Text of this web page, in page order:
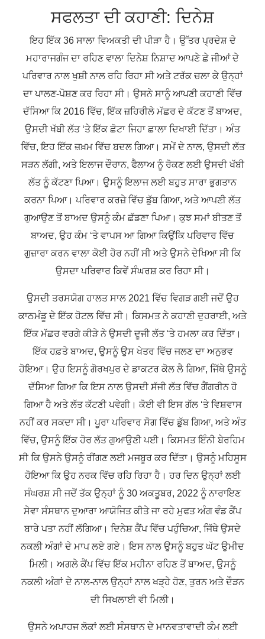
ਸਫਲਤਾ ਦੀ ਕਹਾਣੀ: ਦਿਨੇਸ਼
ਇਹ ਇੱਕ 36 ਸਾਲਾ ਵਿਅਕਤੀ ਦੀ ਪੀੜਾ ਹੈ। ਉੱਤਰ ਪ੍ਰਦੇਸ਼ ਦੇ
ਮਹਾਰਾਜਗੰਜ ਦਾ ਰਹਿਣ ਵਾਲਾ ਦਿਨੇਸ਼ ਨਿਸ਼ਾਦ ਆਪਣੇ ਛੇ ਜੀਆਂ ਦੇ
ਪਰਿਵਾਰ ਨਾਲ ਖੁਸ਼ੀ ਨਾਲ ਰਹਿ ਰਿਹਾ ਸੀ ਅਤੇ ਟਰੱਕ ਚਲਾ ਕੇ ਉਨ੍ਹਾਂ
ਦਾ ਪਾਲਣ-ਪੋਸ਼ਣ ਕਰ ਰਿਹਾ ਸੀ। ਉਸਨੇ ਸਾਨੂੰ ਆਪਣੀ ਕਹਾਣੀ ਵਿੱਚ
ਦੱਸਿਆ ਕਿ 2016 ਵਿੱਚ, ਇੱਕ ਜ਼ਹਿਰੀਲੇ ਮੱਛਰ ਦੇ ਕੱਟਣ ਤੋਂ ਬਾਅਦ,
ਉਸਦੀ ਖੱਬੀ ਲੱਤ ‘ਤੇ ਇੱਕ ਛੋਟਾ ਜਿਹਾ ਛਾਲਾ ਦਿਖਾਈ ਦਿੱਤਾ। ਅੰਤ
ਵਿੱਚ, ਇਹ ਇੱਕ ਜ਼ਖ਼ਮ ਵਿੱਚ ਬਦਲ ਗਿਆ। ਸਮੇਂ ਦੇ ਨਾਲ, ਉਸਦੀ ਲੱਤ
ਸੜਨ ਲੱਗੀ, ਅਤੇ ਇਲਾਜ ਦੌਰਾਨ, ਫੈਲਾਅ ਨੂੰ ਰੋਕਣ ਲਈ ਉਸਦੀ ਖੱਬੀ
ਲੱਤ ਨੂੰ ਕੱਟਣਾ ਪਿਆ। ਉਸਨੂੰ ਇਲਾਜ ਲਈ ਬਹੁਤ ਸਾਰਾ ਭੁਗਤਾਨ
ਕਰਨਾ ਪਿਆ। ਪਰਿਵਾਰ ਕਰਜ਼ੇ ਵਿੱਚ ਡੁੱਬ ਗਿਆ, ਅਤੇ ਆਪਣੀ ਲੱਤ
ਗੁਆਉਣ ਤੋਂ ਬਾਅਦ ਉਸਨੂੰ ਕੰਮ ਛੱਡਣਾ ਪਿਆ। ਕੁਝ ਸਮਾਂ ਬੀਤਣ ਤੋਂ
ਬਾਅਦ, ਉਹ ਕੰਮ ‘ਤੇ ਵਾਪਸ ਆ ਗਿਆ ਕਿਉਂਕਿ ਪਰਿਵਾਰ ਵਿੱਚ
ਗੁਜ਼ਾਰਾ ਕਰਨ ਵਾਲਾ ਕੋਈ ਹੋਰ ਨਹੀਂ ਸੀ ਅਤੇ ਉਸਨੇ ਦੇਖਿਆ ਸੀ ਕਿ
ਉਸਦਾ ਪਰਿਵਾਰ ਕਿਵੇਂ ਸੰਘਰਸ਼ ਕਰ ਰਿਹਾ ਸੀ।
ਉਸਦੀ ਤਰਸਯੋਗ ਹਾਲਤ ਸਾਲ 2021 ਵਿੱਚ ਵਿਗੜ ਗਈ ਜਦੋਂ ਉਹ
ਕਾਠਮੰਡੂ ਦੇ ਇੱਕ ਹੋਟਲ ਵਿੱਚ ਸੀ। ਕਿਸਮਤ ਨੇ ਕਹਾਣੀ ਦੁਹਰਾਈ, ਅਤੇ
ਇੱਕ ਮੱਛਰ ਵਰਗੇ ਕੀੜੇ ਨੇ ਉਸਦੀ ਦੂਜੀ ਲੱਤ ‘ਤੇ ਹਮਲਾ ਕਰ ਦਿੱਤਾ।
ਇੱਕ ਹਫ਼ਤੇ ਬਾਅਦ, ਉਸਨੂੰ ਉਸ ਖੇਤਰ ਵਿੱਚ ਜਲਣ ਦਾ ਅਨੁਭਵ
ਹੋਇਆ। ਉਹ ਇਸਨੂੰ ਗੋਰਖਪੁਰ ਦੇ ਡਾਕਟਰ ਕੋਲ ਲੈ ਗਿਆ, ਜਿੱਥੇ ਉਸਨੂੰ
ਦੱਸਿਆ ਗਿਆ ਕਿ ਇਸ ਨਾਲ ਉਸਦੀ ਸੱਜੀ ਲੱਤ ਵਿੱਚ ਗੈਂਗਰੀਨ ਹੋ
ਗਿਆ ਹੈ ਅਤੇ ਲੱਤ ਕੱਟਣੀ ਪਵੇਗੀ। ਕੋਈ ਵੀ ਇਸ ਗੱਲ ‘ਤੇ ਵਿਸ਼ਵਾਸ
ਨਹੀਂ ਕਰ ਸਕਦਾ ਸੀ। ਪੂਰਾ ਪਰਿਵਾਰ ਸੋਗ ਵਿੱਚ ਡੁੱਬ ਗਿਆ, ਅਤੇ ਅੰਤ
ਵਿੱਚ, ਉਸਨੂੰ ਇੱਕ ਹੋਰ ਲੱਤ ਗੁਆਉਣੀ ਪਈ। ਕਿਸਮਤ ਇੰਨੀ ਬੇਰਹਿਮ
ਸੀ ਕਿ ਉਸਨੇ ਉਸਨੂੰ ਰੀਂਗਣ ਲਈ ਮਜਬੂਰ ਕਰ ਦਿੱਤਾ। ਉਸਨੂੰ ਮਹਿਸੂਸ
ਹੋਇਆ ਕਿ ਉਹ ਨਰਕ ਵਿੱਚ ਰਹਿ ਰਿਹਾ ਹੈ। ਹਰ ਦਿਨ ਉਨ੍ਹਾਂ ਲਈ
ਸੰਘਰਸ਼ ਸੀ ਜਦੋਂ ਤੱਕ ਉਨ੍ਹਾਂ ਨੂੰ 30 ਅਕਤੂਬਰ, 2022 ਨੂੰ ਨਾਰਾਇਣ
ਸੇਵਾ ਸੰਸਥਾਨ ਦੁਆਰਾ ਆਯੋਜਿਤ ਕੀਤੇ ਜਾ ਰਹੇ ਮੁਫਤ ਅੰਗ ਵੰਡ ਕੈਂਪ
ਬਾਰੇ ਪਤਾ ਨਹੀਂ ਲੱਗਿਆ। ਦਿਨੇਸ਼ ਕੈਂਪ ਵਿੱਚ ਪਹੁੰਚਿਆ, ਜਿੱਥੇ ਉਸਦੇ
ਨਕਲੀ ਅੰਗਾਂ ਦੇ ਮਾਪ ਲਏ ਗਏ। ਇਸ ਨਾਲ ਉਸਨੂੰ ਬਹੁਤ ਘੱਟ ਉਮੀਦ
ਮਿਲੀ। ਅਗਲੇ ਕੈਂਪ ਵਿੱਚ ਇੱਕ ਮਹੀਨਾ ਰਹਿਣ ਤੋਂ ਬਾਅਦ, ਉਸਨੂੰ
ਨਕਲੀ ਅੰਗਾਂ ਦੇ ਨਾਲ-ਨਾਲ ਉਨ੍ਹਾਂ ਨਾਲ ਖੜ੍ਹੇ ਹੋਣ, ਤੁਰਨ ਅਤੇ ਦੌੜਨ
ਦੀ ਸਿਖਲਾਈ ਵੀ ਮਿਲੀ।
ਉਸਨੇ ਅਪਾਹਜ ਲੋਕਾਂ ਲਈ ਸੰਸਥਾਨ ਦੇ ਮਾਨਵਤਾਵਾਦੀ ਕੰਮ ਲਈ